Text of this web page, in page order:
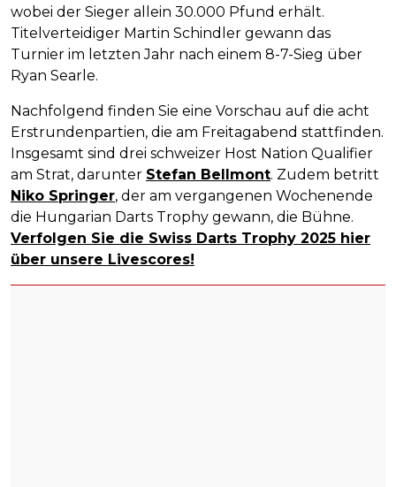
wobei der Sieger allein 30.000 Pfund erhält.
Titelverteidiger Martin Schindler gewann das
Turnier im letzten Jahr nach einem 8-7-Sieg über
Ryan Searle.
Nachfolgend finden Sie eine Vorschau auf die acht
Erstrundenpartien, die am Freitagabend stattfinden.
Insgesamt sind drei schweizer Host Nation Qualifier
am Strat, darunter Stefan Bellmont. Zudem betritt
Niko Springer, der am vergangenen Wochenende
die Hungarian Darts Trophy gewann, die Bühne.
Verfolgen Sie die Swiss Darts Trophy 2025 hier
über unsere Livescores!